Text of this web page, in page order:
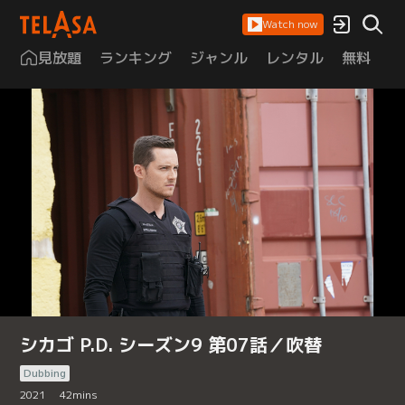
Watch now
見放題 ランキング ジャンル レンタル 無料
シカゴ P.D. シーズン9 第07話／吹替
Dubbing
2021
42mins